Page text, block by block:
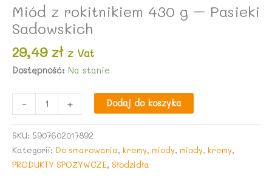
Miód z rokitnikiem 430 g – Pasieki
Sadowskich
29,49 zł z Vat
Dostępność: Na stanie
-
Miód
z
+ Dodaj do koszyka
SKU: 5907602017892
Kategorii: Do smarowania, kremy, miody, miody, kremy,
PRODUKTY SPOŻYWCZE, Słodzidła